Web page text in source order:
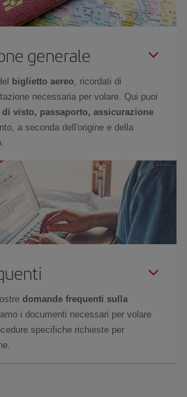
generale
biglietto aereo, ricordati di
necessaria per volare. Qui puoi
di visto, passaporto, assicurazione
a seconda dell'origine e della
domande frequenti sulla
i documenti necessari per volare
specifiche richieste per